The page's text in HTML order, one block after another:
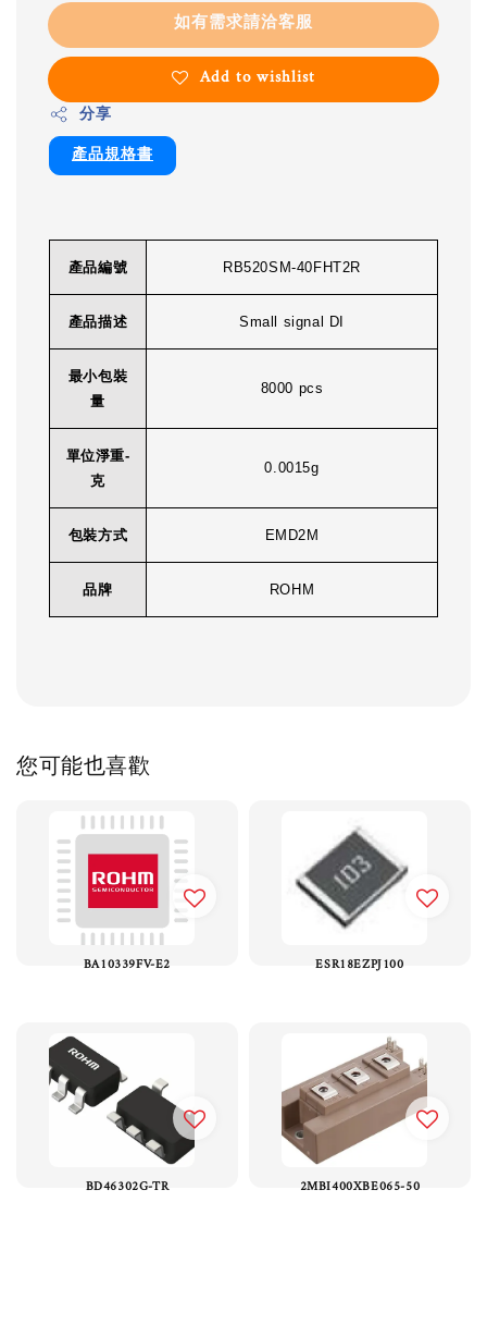
如有需求請洽客服
Add to wishlist
分享
產品規格書
產品編號 RB520SM-40FHT2R
產品描述 Small signal DI
最小包裝
量
8000 pcs
單位淨重-
克
0.0015g
包裝方式 EMD2M
品牌 ROHM
您可能也喜歡
BA10339FV-E2 ESR18EZPJ100
BD46302G-TR 2MBI400XBE065-50